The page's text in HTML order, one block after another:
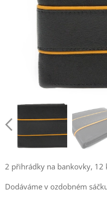
2 přihrádky na bankovky, 12
Dodáváme v ozdobném